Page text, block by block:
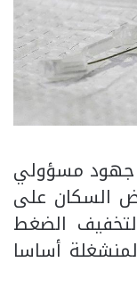
جهود مسؤولي
السكان على
لتخفيف الضغط
أساسا